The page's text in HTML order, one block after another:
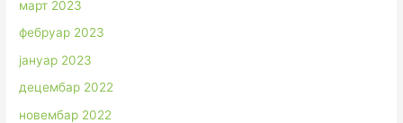
март 2023
фебруар 2023
јануар 2023
децембар 2022
новембар 2022